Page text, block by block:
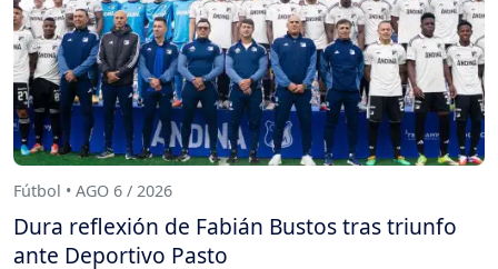
Fútbol • AGO 6 / 2026
Dura reflexión de Fabián Bustos tras triunfo
ante Deportivo Pasto